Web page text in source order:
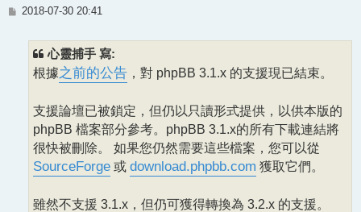
文
2018-07-30 20:41
心靈捕手 寫:
根據之前的公告 ，對 phpBB 3.1.x 的支援現已結束。
支援論壇已被鎖定，但仍以只讀形式提供，以供本版的
phpBB 檔案部分參考。phpBB 3.1.x的所有下載連結將
很快被刪除。 如果您仍然需要這些檔案，您可以從
SourceForge 或 download.phpbb.com 獲取它們。
雖然不支援 3.1.x，但仍可獲得轉換為 3.2.x 的支援。